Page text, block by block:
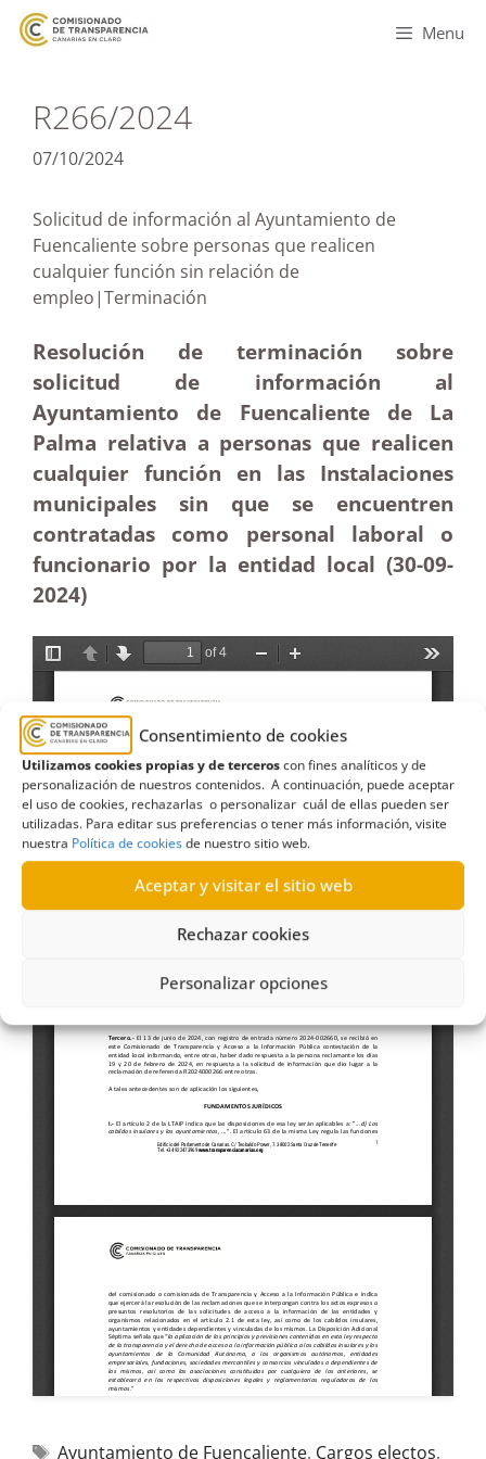
Consentimiento de cookies
Utilizamos cookies propias y de terceroscon fines analíticos y de
personalización de nuestros contenidos. A continuación, puede aceptar
el uso de cookies, rechazarlas o personalizar cuál de ellas pueden ser
utilizadas. Para editar sus preferencias o tener más información, visite
nuestra Política de cookiesde nuestro sitio web.
Aceptar y visitar el sitio web
Rechazar cookies
Personalizar opciones
Menu
R266/2024
07/10/2024
Solicitud de información al Ayuntamiento de
Fuencaliente sobre personas que realicen
cualquier función sin relación de
empleo|Terminación
Resolución de terminación sobre
solicitud de información al
Ayuntamiento de Fuencaliente de La
Palma relativa a personas que realicen
cualquier función en las Instalaciones
municipales sin que se encuentren
contratadas como personal laboral o
funcionario por la entidad local (30-09-
2024)
Ayuntamiento de Fuencaliente, Cargos electos,